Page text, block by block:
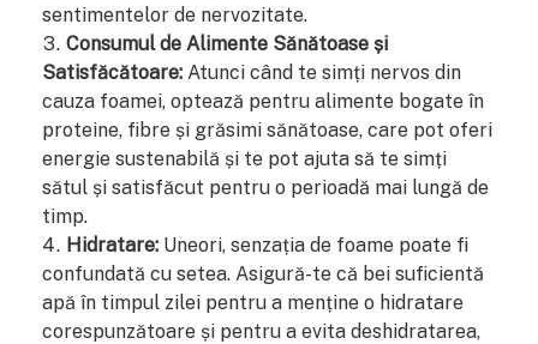
sentimentelor de nervozitate.
Consumul de Alimente Sănătoase și
Satisfăcătoare: Atunci când te simți nervos din
cauza foamei, optează pentru alimente bogate în
proteine, fibre și grăsimi sănătoase, care pot oferi
energie sustenabilă și te pot ajuta să te simți
sătul și satisfăcut pentru o perioadă mai lungă de
timp.
Hidratare: Uneori, senzația de foame poate fi
confundată cu setea. Asigură-te că bei suficientă
apă în timpul zilei pentru a menține o hidratare
corespunzătoare și pentru a evita deshidratarea,